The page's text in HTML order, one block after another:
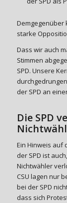
Demgegenüber
starke
Dass wir auch
Stimmen
SPD. Unsere
der SPD an
Die SPD
Ein Hinweis auf
der SPD ist
Nichtwähler
CSU lagen nur
bei der SPD
dass sich